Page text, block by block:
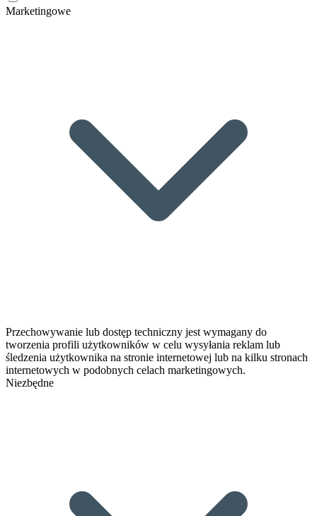
Marketingowe
Przechowywanie lub dostęp techniczny jest wymagany do
tworzenia profili użytkowników w celu wysyłania reklam lub
śledzenia użytkownika na stronie internetowej lub na kilku stronach
internetowych w podobnych celach marketingowych.
Niezbędne